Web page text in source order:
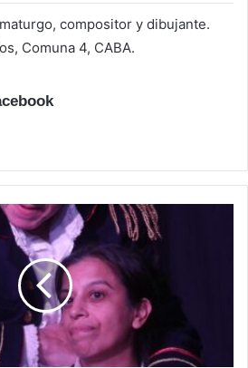
compositor y dibujante.
Comuna 4, CABA.